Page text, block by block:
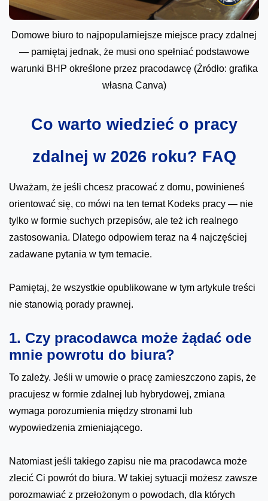
Domowe biuro to najpopularniejsze miejsce pracy zdalnej
— pamiętaj jednak, że musi ono spełniać podstawowe
warunki BHP określone przez pracodawcę (Źródło: grafika
własna Canva)
Co warto wiedzieć o pracy
zdalnej w 2026 roku? FAQ
Uważam, że jeśli chcesz pracować z domu, powinieneś
orientować się, co mówi na ten temat Kodeks pracy — nie
tylko w formie suchych przepisów, ale też ich realnego
zastosowania. Dlatego odpowiem teraz na 4 najczęściej
zadawane pytania w tym temacie.
Pamiętaj, że wszystkie opublikowane w tym artykule treści
nie stanowią porady prawnej.
1. Czy pracodawca może żądać ode
mnie powrotu do biura?
To zależy. Jeśli w umowie o pracę zamieszczono zapis, że
pracujesz w formie zdalnej lub hybrydowej, zmiana
wymaga porozumienia między stronami lub
wypowiedzenia zmieniającego.
Natomiast jeśli takiego zapisu nie ma pracodawca może
zlecić Ci powrót do biura. W takiej sytuacji możesz zawsze
porozmawiać z przełożonym o powodach, dla których